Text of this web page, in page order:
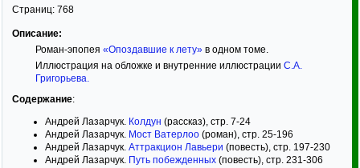
Страниц: 768
Описание:
Роман-эпопея «Опоздавшие к лету»в одном томе.
Иллюстрация на обложке и внутренние иллюстрации С.А.
Григорьева.
Содержание:
Андрей Лазарчук. Колдун (рассказ), стр. 7-24
Андрей Лазарчук. Мост Ватерлоо (роман), стр. 25-196
Андрей Лазарчук. Аттракцион Лавьери (повесть), стр. 197-230
Андрей Лазарчук. Путь побежденных (повесть), стр. 231-306